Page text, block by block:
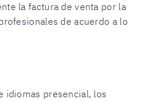
la factura de venta por la
de acuerdo a lo
idiomas presencial, los